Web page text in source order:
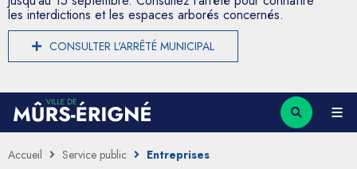
les interdictions et les espaces arborés concernés.
CONSULTER L'ARRÊTÉ MUNICIPAL
Accueil Service public Entreprises